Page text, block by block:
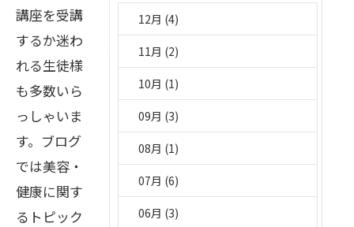
12月 (4)
11月 (2)
10月 (1)
09月 (3)
08月 (1)
07月 (6)
06月 (3)
講座を受講
するか迷わ
れる生徒様
も多数いら
っしゃいま
す。ブログ
では美容・
健康に関す
るトピック